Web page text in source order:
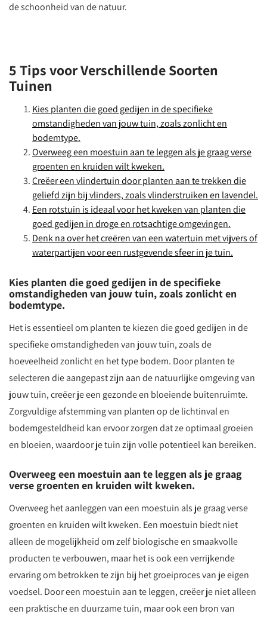
de schoonheid van de natuur.
5 Tips voor Verschillende Soorten
Tuinen
Kies planten die goed gedijen in de specifieke
omstandigheden van jouw tuin, zoals zonlicht en
bodemtype.
Overweeg een moestuin aan te leggen als je graag verse
groenten en kruiden wilt kweken.
Creëer een vlindertuin door planten aan te trekken die
geliefd zijn bij vlinders, zoals vlinderstruiken en lavendel.
Een rotstuin is ideaal voor het kweken van planten die
goed gedijen in droge en rotsachtige omgevingen.
Denk na over het creëren van een watertuin met vijvers of
waterpartijen voor een rustgevende sfeer in je tuin.
Kies planten die goed gedijen in de specifieke
omstandigheden van jouw tuin, zoals zonlicht en
bodemtype.
Het is essentieel om planten te kiezen die goed gedijen in de
specifieke omstandigheden van jouw tuin, zoals de
hoeveelheid zonlicht en het type bodem. Door planten te
selecteren die aangepast zijn aan de natuurlijke omgeving van
jouw tuin, creëer je een gezonde en bloeiende buitenruimte.
Zorgvuldige afstemming van planten op de lichtinval en
bodemgesteldheid kan ervoor zorgen dat ze optimaal groeien
en bloeien, waardoor je tuin zijn volle potentieel kan bereiken.
Overweeg een moestuin aan te leggen als je graag
verse groenten en kruiden wilt kweken.
Overweeg het aanleggen van een moestuin als je graag verse
groenten en kruiden wilt kweken. Een moestuin biedt niet
alleen de mogelijkheid om zelf biologische en smaakvolle
producten te verbouwen, maar het is ook een verrijkende
ervaring om betrokken te zijn bij het groeiproces van je eigen
voedsel. Door een moestuin aan te leggen, creëer je niet alleen
een praktische en duurzame tuin, maar ook een bron van